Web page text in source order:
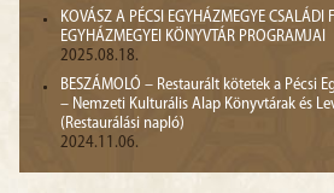
KOVÁSZ A PÉCSI EGYHÁZMEGYE CSALÁDI
EGYHÁZMEGYEI KÖNYVTÁR PROGRAMJAI
2025.08.18.
BESZÁMOLÓ – Restaurált kötetek a Pécsi
– Nemzeti Kulturális Alap Könyvtárak és
(Restaurálási napló)
2024.11.06.